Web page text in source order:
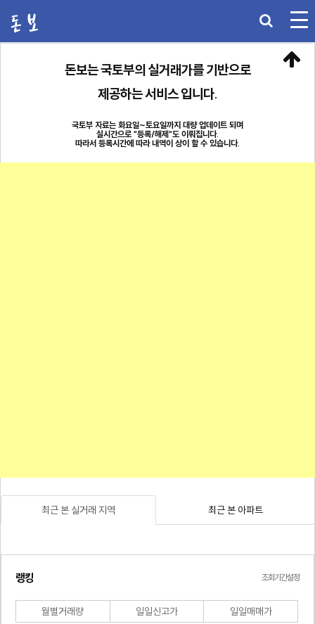
돈보는 국토부의 실거래가를 기반으로
제공하는 서비스 입니다.
국토부 자료는 화요일~토요일까지 대량 업데이트 되며
실시간으로 "등록/해제"도 이뤄집니다.
따라서 등록시간에 따라 내역이 상이 할 수 있습니다.
최근 본 실거래 지역 최근 본 아파트
랭킹 조회기간설정
월별거래량 일일신고가 일일매매가